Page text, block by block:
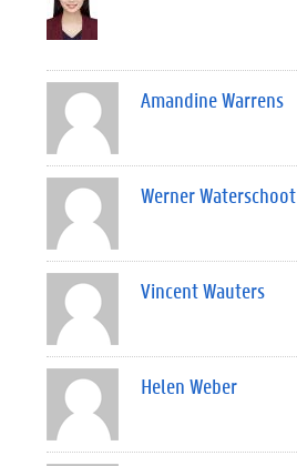
Amandine Warrens
Werner Waterschoot
Vincent Wauters
Helen Weber